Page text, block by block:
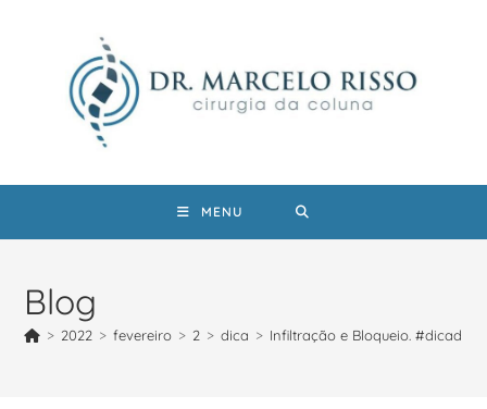
MENU
Blog
> 2022 > fevereiro > 2 > dica > Infiltração e Bloqueio.